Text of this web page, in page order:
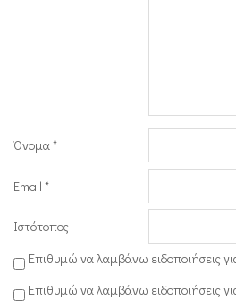
Όνομα*
Email *
Ιστότοπος
Επιθυμώ να λαμβάνω ειδοποιήσεις
Επιθυμώ να λαμβάνω ειδοποιήσεις